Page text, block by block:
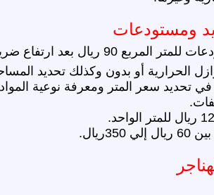
ومستودعات
الحرارية أو بدون وكذلك تحديد
سعر المتر ومعرفة نوعية المواد